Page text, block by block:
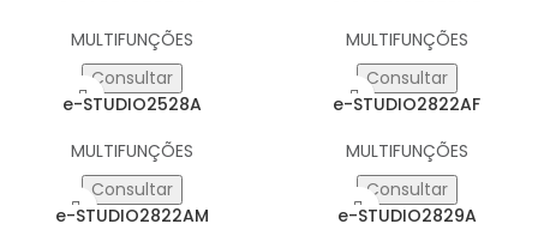
MULTIFUNÇÕES
MULTIFUNÇÕES
Consultar
e-STUDIO2528A
MULTIFUNÇÕES
Consultar
e-STUDIO2822AF
MULTIFUNÇÕES
Consultar
e-STUDIO2822AM
Consultar
e-STUDIO2829A